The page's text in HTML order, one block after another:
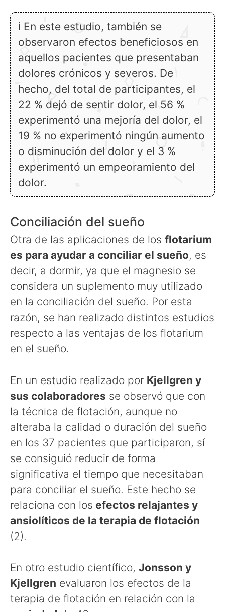
ℹ En este estudio, también se
observaron efectos beneficiosos en
aquellos pacientes que presentaban
dolores crónicos y severos. De
hecho, del total de participantes, el
22 % dejó de sentir dolor, el 56 %
experimentó una mejoría del dolor, el
19 % no experimentó ningún aumento
o disminución del dolor y el 3 %
experimentó un empeoramiento del
dolor.
Conciliación del sueño
Otra de las aplicaciones de los flotarium
es para ayudar a conciliar el sueño, es
decir, a dormir, ya que el magnesio se
considera un suplemento muy utilizado
en la conciliación del sueño. Por esta
razón, se han realizado distintos estudios
respecto a las ventajas de los flotarium
en el sueño.
En un estudio realizado por Kjellgren y
sus colaboradores se observó que con
la técnica de flotación, aunque no
alteraba la calidad o duración del sueño
en los 37 pacientes que participaron, sí
se consiguió reducir de forma
significativa el tiempo que necesitaban
para conciliar el sueño. Este hecho se
relaciona con los efectos relajantes y
ansiolíticos de la terapia de flotación
(2).
En otro estudio científico, Jonsson y
Kjellgren evaluaron los efectos de la
terapia de flotación en relación con la